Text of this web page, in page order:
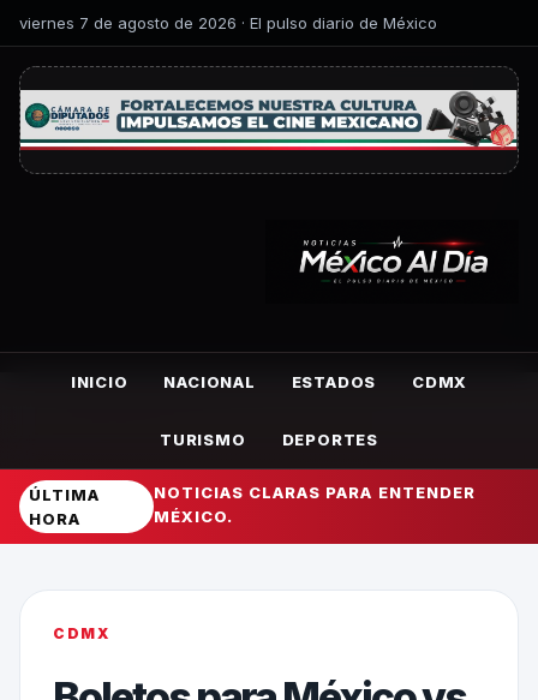
viernes 7 de agosto de 2026 · El pulso diario de México
INICIO NACIONAL ESTADOS CDMX
TURISMO DEPORTES
ÚLTIMA
HORA
NOTICIAS CLARAS PARA ENTENDER
MÉXICO.
CDMX